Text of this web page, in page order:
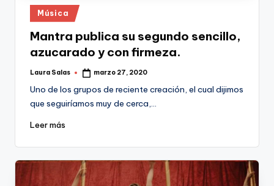
Publicado
en
Música
Mantra publica su segundo sencillo,
azucarado y con firmeza.
Publicado
Laura Salas marzo 27, 2020
Uno de los grupos de reciente creación, el cual dijimos
que seguiríamos muy de cerca,…
Leer más